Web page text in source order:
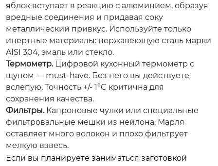
яблок вступает в реакцию с алюминием, образуя
вредные соединения и придавая соку
металлический привкус. Используйте только
инертные материалы: нержавеющую сталь марки
AISI 304, эмаль или стекло.
Термометр.Цифровой кухонный термометр с
щупом — must-have. Без него вы действуете
вслепую. Точность +/- 1°C критична для
сохранения качества.
Фильтры.Капроновые чулки или специальные
фильтровальные мешки из нейлона. Марля
оставляет много волокон и плохо фильтрует
мелкую взвесь.
Если вы планируете заниматься заготовкой